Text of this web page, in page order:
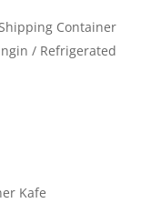
Container
/ Refrigerated
Kafe